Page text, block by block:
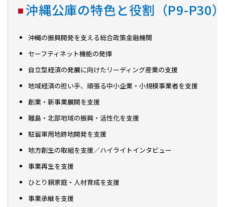
沖縄公庫の特色と役割（P9-P30）
沖縄の振興開発を支える総合政策金融機関
セーフティネット機能の発揮
自立型経済の発展に向けたリーディング産業の支援
地域経済の担い手、頑張る中小企業・小規模事業者を支援
創業・新事業展開を支援
離島・北部地域の振興・活性化を支援
駐留軍用地跡地開発を支援
地方創生の取組を支援／ハイライトインタビュー
事業再生を支援
ひとり親家庭・人材育成を支援
事業承継を支援